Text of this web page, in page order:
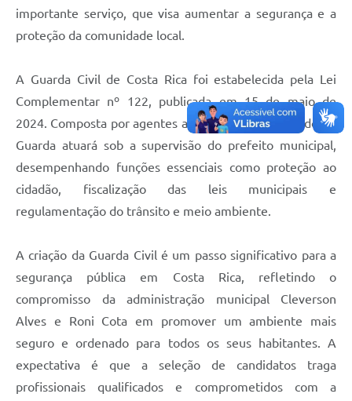
importante serviço, que visa aumentar a segurança e a
proteção da comunidade local.
A Guarda Civil de Costa Rica foi estabelecida pela Lei
Complementar nº 122, publicada em 15 de maio de
2024. Composta por agentes armados e uniformizados, a
Guarda atuará sob a supervisão do prefeito municipal,
desempenhando funções essenciais como proteção ao
cidadão, fiscalização das leis municipais e
regulamentação do trânsito e meio ambiente.
A criação da Guarda Civil é um passo significativo para a
segurança pública em Costa Rica, refletindo o
compromisso da administração municipal Cleverson
Alves e Roni Cota em promover um ambiente mais
seguro e ordenado para todos os seus habitantes. A
expectativa é que a seleção de candidatos traga
profissionais qualificados e comprometidos com a